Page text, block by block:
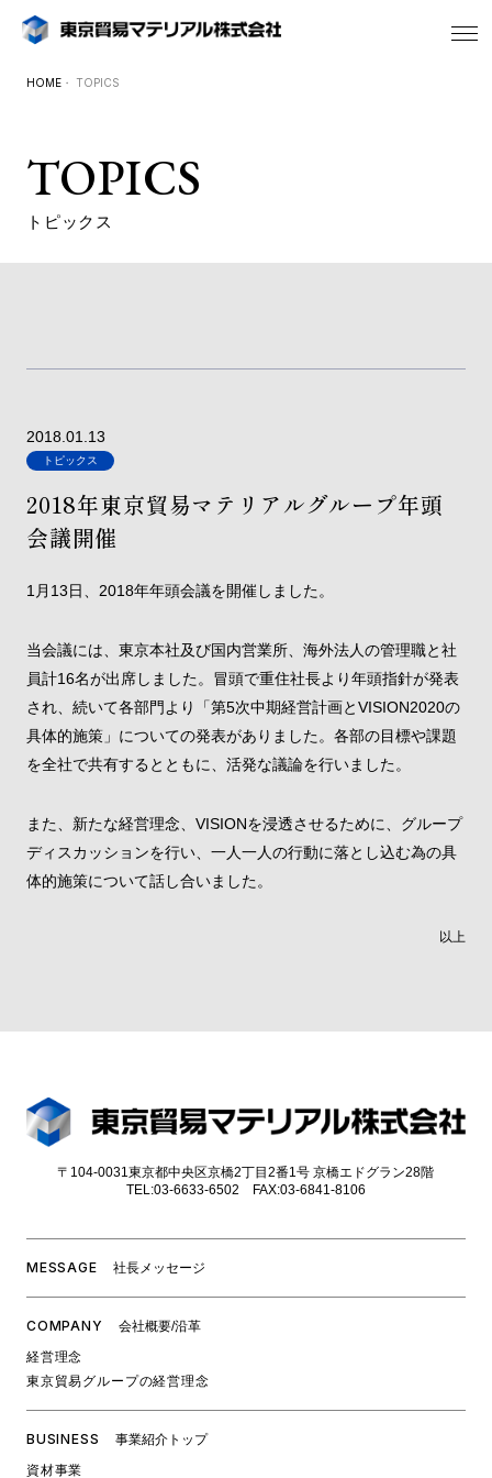
HOME・ TOPICS
TOPICS
トピックス
2018.01.13
トピックス
2018年東京貿易マテリアルグループ年頭
会議開催
1月13日、2018年年頭会議を開催しました。
当会議には、東京本社及び国内営業所、海外法人の管理職と社
員計16名が出席しました。冒頭で重住社長より年頭指針が発表
され、続いて各部門より「第5次中期経営計画とVISION2020の
具体的施策」についての発表がありました。各部の目標や課題
を全社で共有するとともに、活発な議論を行いました。
また、新たな経営理念、VISIONを浸透させるために、グループ
ディスカッションを行い、一人一人の行動に落とし込む為の具
体的施策について話し合いました。
以上
〒104-0031東京都中央区京橋2丁目2番1号 京橋エドグラン28階
TEL:03-6633-6502 FAX:03-6841-8106
MESSAGE 社⻑メッセージ
COMPANY
会社概要/沿革
経営理念
東京貿易グループの経営理念
BUSINESS
事業紹介トップ
資材事業